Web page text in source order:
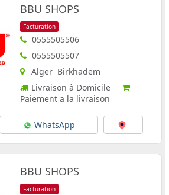
BBU SHOPS
Facturation
0555505506
0555505507
Alger Birkhadem
Livraison à Domicile
Paiement a la livraison
WhatsApp
BBU SHOPS
Facturation